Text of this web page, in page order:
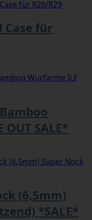
für
SALE*
(6,5mm)
*SALE*